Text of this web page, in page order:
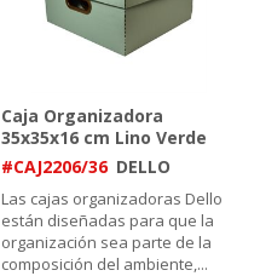
Caja Organizadora
35x35x16 cm Lino Verde
#CAJ2206/36 DELLO
Las cajas organizadoras Dello
están diseñadas para que la
organización sea parte de la
composición del ambiente,...